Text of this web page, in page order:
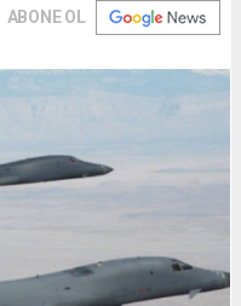
ABONE OL